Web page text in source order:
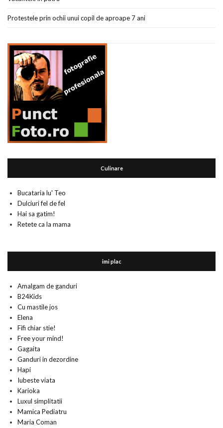
Protestele prin ochii unui copil de aproape 7 ani
Culinare
Bucataria lu' Teo
Dulciuri fel de fel
Hai sa gatim!
Retete ca la mama
imi plac
Amalgam de ganduri
B24Kids
Cu mastile jos
Elena
Fifi chiar stie!
Free your mind!
Gagaita
Ganduri in dezordine
Hapi
Iubeste viata
Karioka
Luxul simplitatii
Mamica Pediatru
Maria Coman